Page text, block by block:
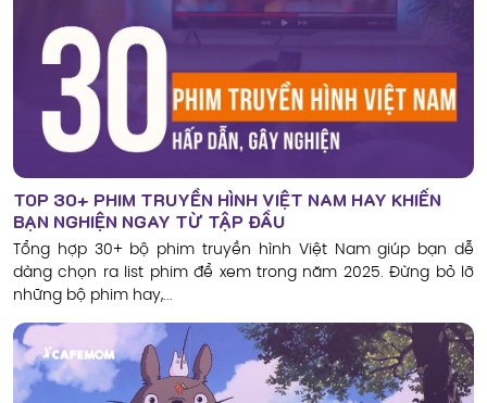
TOP 30+ PHIM TRUYỀN HÌNH VIỆT NAM HAY KHIẾN
BẠN NGHIỆN NGAY TỪ TẬP ĐẦU
Tổng hợp 30+ bộ phim truyền hình Việt Nam giúp bạn dễ
dàng chọn ra list phim để xem trong năm 2025. Đừng bỏ lỡ
những bộ phim hay,...